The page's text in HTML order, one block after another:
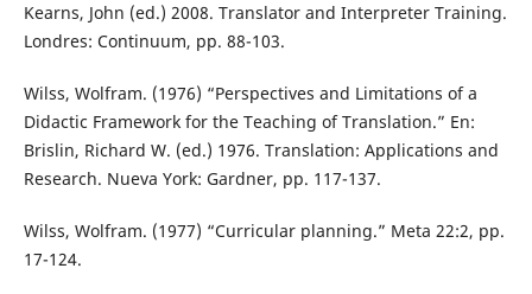
Kearns, John (ed.) 2008. Translator and Interpreter Training.
Londres: Continuum, pp. 88-103.
Wilss, Wolfram. (1976) “Perspectives and Limitations of a
Didactic Framework for the Teaching of Translation.” En:
Brislin, Richard W. (ed.) 1976. Translation: Applications and
Research. Nueva York: Gardner, pp. 117-137.
Wilss, Wolfram. (1977) “Curricular planning.” Meta 22:2, pp.
17-124.